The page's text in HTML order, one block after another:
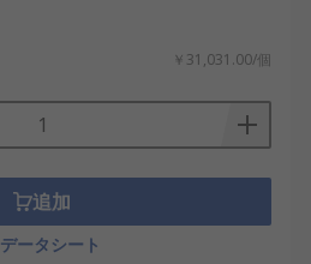
￥31,031.00/個
追加
データシート